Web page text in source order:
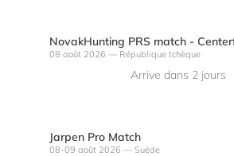
08 août 2026 — République tchèque
Arrive dans 2 jours
Jarpen Pro Match
08-09 août 2026 — Suède